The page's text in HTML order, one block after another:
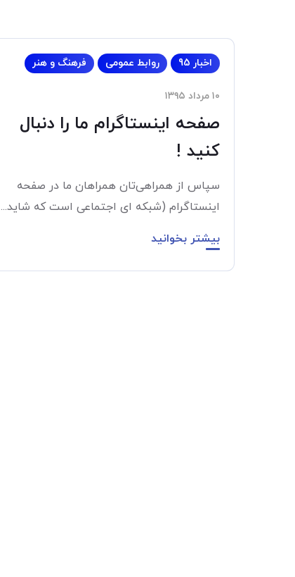
اخبار 95 روابط عمومی فرهنگ و هنر
۱۰ مرداد ۱۳۹۵
صفحه اینستاگرام ما را دنبال
کنید !
سپاس از همراهی‌تان همراهان ما در صفحه
اینستاگرام (شبکه ای اجتماعی است که شاید...
بیشتر بخوانید